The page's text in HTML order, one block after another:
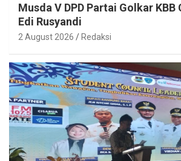
Musda V DPD Partai Golkar KBB
Edi Rusyandi
2 August 2026 Redaksi